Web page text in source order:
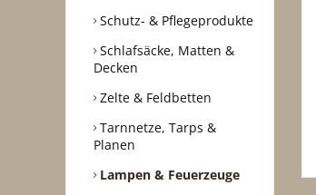
Schutz- & Pflegeprodukte
Schlafsäcke, Matten &
Decken
Zelte & Feldbetten
Tarnnetze, Tarps &
Planen
Lampen & Feuerzeuge